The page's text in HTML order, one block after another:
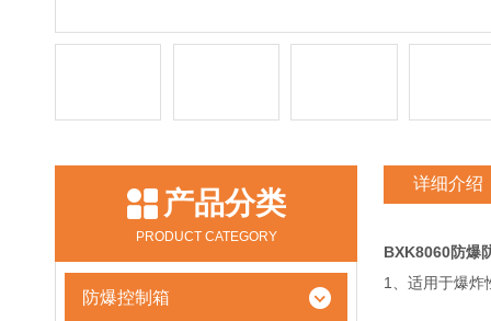
产品分类
PRODUCT CATEGORY
防爆控制箱
详细介绍
BXK8060防爆
1、适用于爆